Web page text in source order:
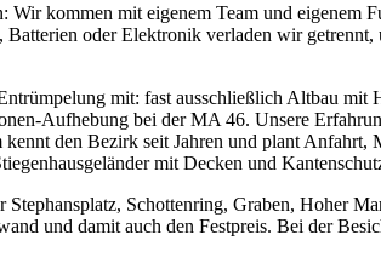
kommen mit eigenem Team und eigenem
oder Elektronik verladen wir
mit: fast ausschließlich Altbau mit
Aufhebung bei der MA 46. Unsere
den Bezirk seit Jahren und plant
mit Decken und
Schottenring, Graben, Hoher
und damit auch den Festpreis. Bei der